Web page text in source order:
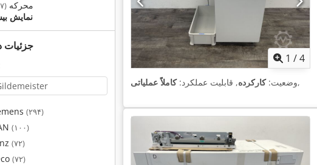
محرکه(۱۴۷)
نمایش
جزئیات
(۲۹۴)
(۱۰۰)
(۷۲)
(۷۲)
1 /4
وضعیت:کارکرده, قابلیت عملکرد:کاملاً عملیاتی ,